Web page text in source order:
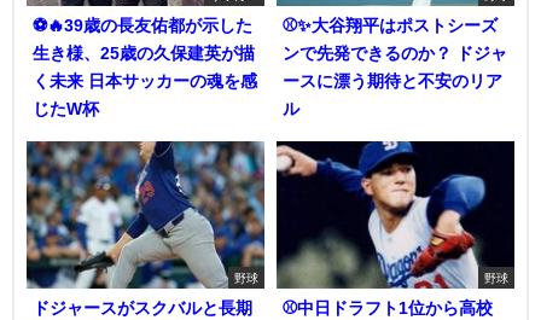
⚽🔥39歳の長友佑都が示した
生き様、25歳の久保建英が描
く未来 日本サッカーの魂を感
じたW杯
⚾✨大谷翔平はポストシーズ
ンで先発できるのか？ ドジャ
ースに漂う期待と不安のリア
ル
野球
ドジャースがスクバルと長期
野球
⚾中日ドラフト1位から高校